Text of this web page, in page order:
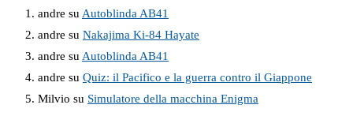
andre su Autoblinda AB41
andre su Nakajima Ki-84 Hayate
andre su Autoblinda AB41
andre su Quiz: il Pacifico e la guerra contro il Giappone
Milvio su Simulatore della macchina Enigma